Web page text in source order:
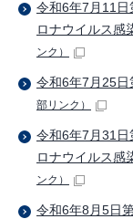
令和6年7月11日
ロナウイルス感
ンク）
令和6年7月25日
部リンク）
令和6年7月31日
ロナウイルス感
ンク）
令和6年8月5日